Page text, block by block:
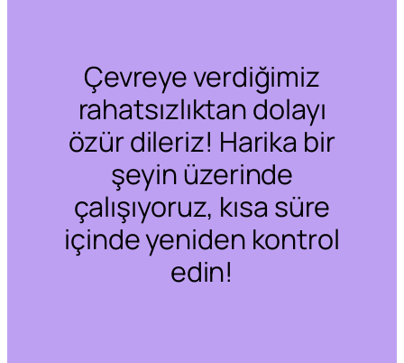
Çevreye verdiğimiz
rahatsızlıktan dolayı
özür dileriz! Harika bir
şeyin üzerinde
çalışıyoruz, kısa süre
içinde yeniden kontrol
edin!